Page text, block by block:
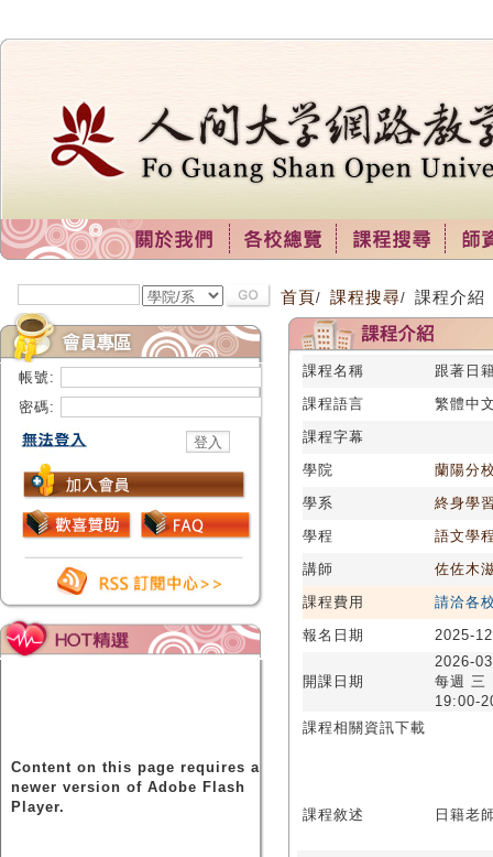
帳號:
密碼:
Content on this page requires a
newer version of Adobe Flash
Player.
首頁/ 課程搜尋/ 課程介紹
課程名稱
跟著日
課程語言
繁體中
課程字幕
學院
蘭陽分
學系
終身學
學程
語文學
講師
佐佐木
課程費用
請洽各
報名日期
2025-
開課日期
2026-
每週 三
19:00-
課程相關資訊下載
課程敘述 日籍老